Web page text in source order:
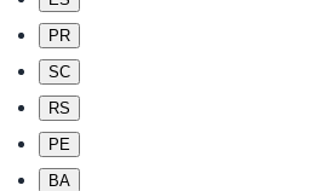
PR
SC
RS
PE
BA